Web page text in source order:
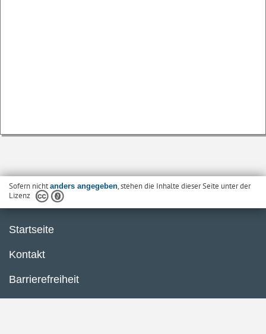
Sofern nichtanders angegeben, stehen die Inhalte dieser Seite unter der
Lizenz
Startseite
Kontakt
Barrierefreiheit